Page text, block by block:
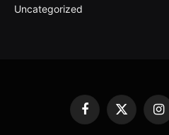
Uncategorized
Facebook
X
(Twitter)